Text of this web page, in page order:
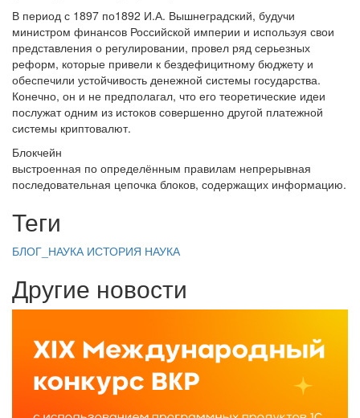
В период с 1897 по1892 И.А. Вышнеградский, будучи
министром финансов Российской империи и используя свои
представления о регулировании, провел ряд серьезных
реформ, которые привели к бездефицитному бюджету и
обеспечили устойчивость денежной системы государства.
Конечно, он и не предполагал, что его теоретические идеи
послужат одним из истоков совершенно другой платежной
системы криптовалют.
Блокчейн
выстроенная по определённым правилам непрерывная
последовательная цепочка блоков, содержащих информацию.
Теги
БЛОГ_НАУКА ИСТОРИЯ НАУКА
Другие новости